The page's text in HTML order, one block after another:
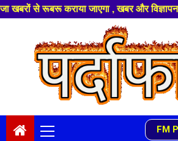
के लिए संपर्क करे +91 97541 60816
Menu
FM